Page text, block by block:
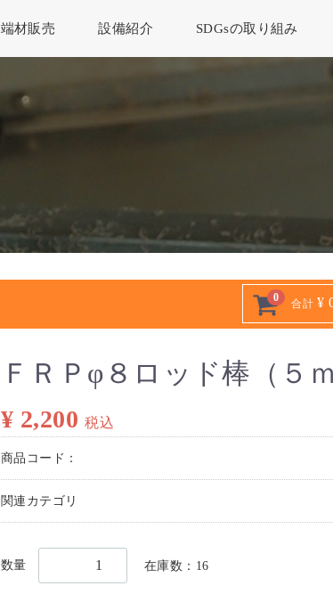
端材販売 設備紹介 SDGsの取り組み
0
合計 ¥
ＦＲＰφ８ロッド棒（５ｍ
¥ 2,200 税込
商品コード：
関連カテゴリ
数量 在庫数：16